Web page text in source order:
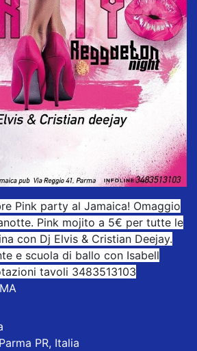
Pink party al Jamaica! Omaggio
Pink mojito a 5€ per tutte le
con Dj Elvis & Cristian Deejay.
e scuola di ballo con Isabell
tavoli 3483513103
PR, Italia